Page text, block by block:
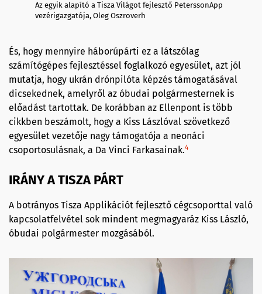
Az egyik alapító a Tisza Világot fejlesztő PeterssonApp
vezérigazgatója, Oleg Oszroverh
És, hogy mennyire háborúpárti ez a látszólag
számítógépes fejlesztéssel foglalkozó egyesület, azt jól
mutatja, hogy ukrán drónpilóta képzés támogatásával
dicsekednek, amelyről az óbudai polgármesternek is
előadást tartottak. De korábban az Ellenpont is több
cikkben beszámolt, hogy a Kiss Lászlóval szövetkező
egyesület vezetője nagy támogatója a neonáci
csoportosulásnak, a Da Vinci Farkasainak.4
IRÁNY A TISZA PÁRT
A botrányos Tisza Applikációt fejlesztő cégcsoporttal való
kapcsolatfelvétel sok mindent megmagyaráz Kiss László,
óbudai polgármester mozgásából.